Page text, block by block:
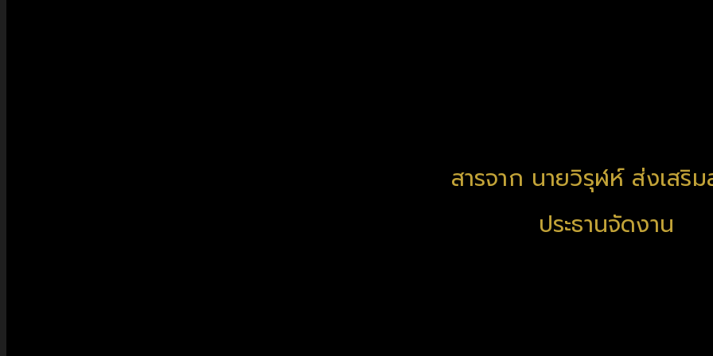
สารจาก นายวิรุฬห์ ส่งเสริ
ประธานจัดงาน
จากเหตุการณ์ที่ไม่ปรกติที่เกิดการระบาดของไวรัสโควิด - 19 ทำให้การตัดสินการประกวดสิ่งพิมพ์แห่งชาติครั้งที่ 14 ไม่สามา
ส่งประกวดในครั้งนี้มีจำนวนลดลงกว่าปีที่ผ่านมาประมาณ ร้อยละ 10 ในบางหมวดคุณภาพของงานพิมพ์เป็นที่ยอมรับของคณ